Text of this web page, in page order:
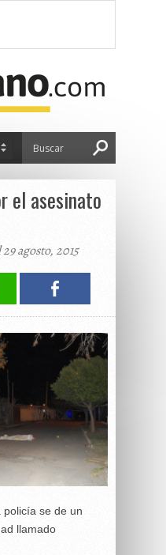
el asesinato
agosto, 2015
se de un
llamado